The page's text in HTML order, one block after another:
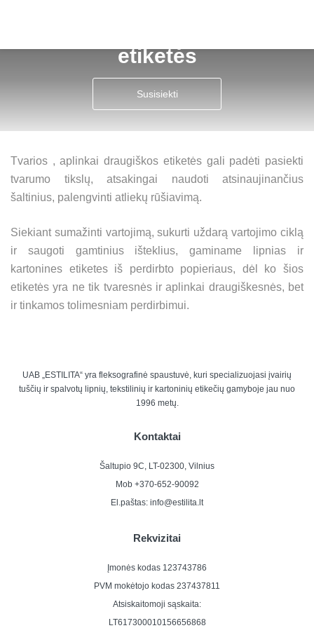
etiketės
Susisiekti
Tvarios , aplinkai draugiškos etiketės gali padėti pasiekti
tvarumo tikslų, atsakingai naudoti atsinaujinančius
šaltinius, palengvinti atliekų rūšiavimą.
Siekiant sumažinti vartojimą, sukurti uždarą vartojimo ciklą
ir saugoti gamtinius išteklius, gaminame lipnias ir
kartonines etiketes iš perdirbto popieriaus, dėl ko šios
etiketės yra ne tik tvaresnės ir aplinkai draugiškesnės, bet
ir tinkamos tolimesniam perdirbimui.
UAB „ESTILITA“ yra fleksografinė spaustuvė, kuri specializuojasi įvairių
tuščių ir spalvotų lipnių, tekstilinių ir kartoninių etikečių gamyboje jau nuo
1996 metų.
Kontaktai
Šaltupio 9C, LT-02300, Vilnius
Mob +370-652-90092
El.paštas: info@estilita.lt
Rekvizitai
Įmonės kodas 123743786
PVM mokėtojo kodas 237437811
Atsiskaitomoji sąskaita:
LT617300010156656868